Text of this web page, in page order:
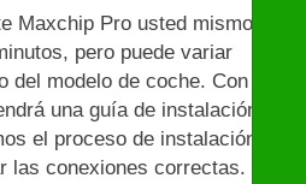
Maxchip Pro usted mismo:
pero puede variar
del modelo de coche. Con la
una guía de instalación
el proceso de instalación y
las conexiones correctas.